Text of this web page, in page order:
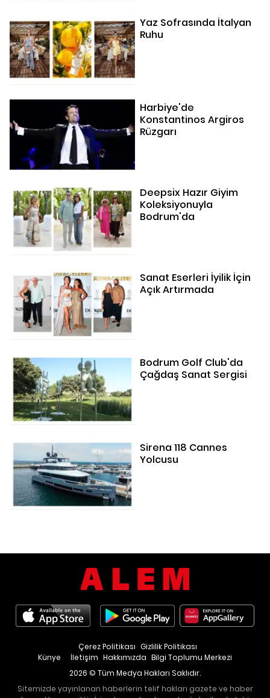
Yaz Sofrasında İtalyan
Ruhu
Harbiye'de
Konstantinos Argiros
Rüzgarı
Deepsix Hazır Giyim
Koleksiyonuyla
Bodrum'da
Sanat Eserleri İyilik İçin
Açık Artırmada
Bodrum Golf Club'da
Çağdaş Sanat Sergisi
Sirena 118 Cannes
Yolcusu
Künye İletişim Hakkımızda Bilgi Toplumu Merkezi
Çerez Politikası Gizlilik Politikası
2026 © Tüm Medya Hakları Saklıdır.
Sitemizde yayınlanan haberlerin telif hakları gazete ve haber